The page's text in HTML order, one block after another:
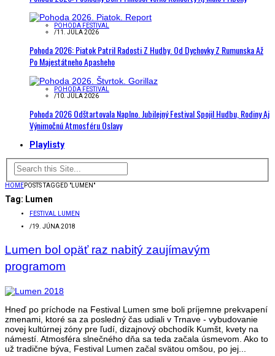
POHODA FESTIVAL
/11. JÚLA 2026
Pohoda 2026: Piatok Patril Radosti Z Hudby. Od Dychovky Z Rumunska Až
Po Majestátneho Apasheho
POHODA FESTIVAL
/10. JÚLA 2026
Pohoda 2026 Odštartovala Naplno. Jubilejný Festival Spojil Hudbu, Rodiny Aj
Výnimočnú Atmosféru Oslavy
Playlisty
HOMEPOSTS TAGGED "LUMEN"
Tag: Lumen
FESTIVAL LUMEN
/19. JÚNA 2018
Lumen bol opäť raz nabitý zaujímavým
programom
Hneď po príchode na Festival Lumen sme boli príjemne prekvapení
zmenami, ktoré sa za posledný čas udiali v Trnave - vybudovanie
novej kultúrnej zóny pre ľudí, dizajnový obchodík Kumšt, kvety na
námestí. Atmosféra slnečného dňa sa teda začala úsmevom. Ako to
už tradične býva, Festival Lumen začal svätou omšou, po jej...